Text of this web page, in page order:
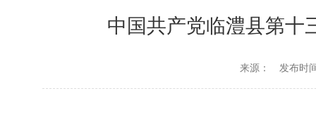
中国共产党临澧县第十
来源： 发布时